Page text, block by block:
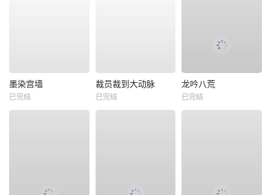
墨染宫墙
已完结
裁员裁到大动脉
已完结
龙吟八荒
已完结